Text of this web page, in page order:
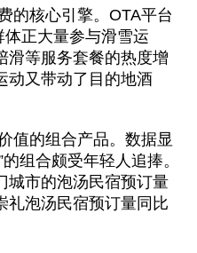
的核心引擎。OTA平台
体正大量参与滑雪运
滑等服务套餐的热度增
动又带动了目的地酒
值的组合产品。数据显
组合颇受年轻人追捧。
城市的泡汤民宿预订量
礼泡汤民宿预订量同比